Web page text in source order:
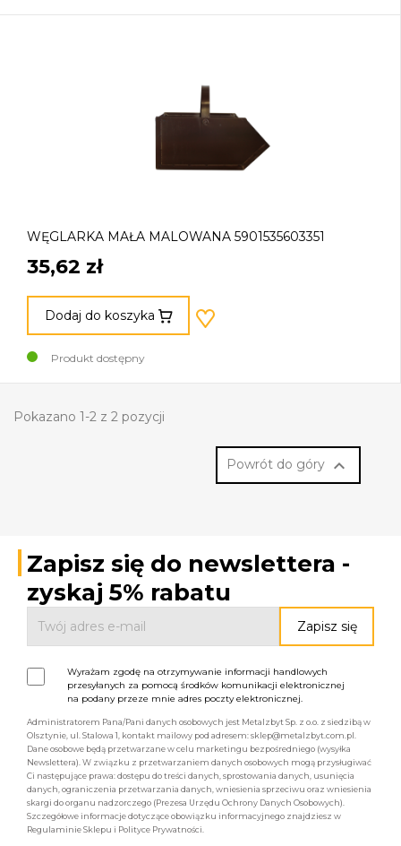
WĘGLARKA MAŁA MALOWANA 5901535603351
35,62 zł
Dodaj do koszyka
Produkt dostępny
Pokazano 1-2 z 2 pozycji
Powrót do góry 
Zapisz się do newslettera -
zyskaj 5% rabatu
Wyrażam zgodę na otrzymywanie informacji handlowych
przesyłanych za pomocą środków komunikacji elektronicznej
na podany przeze mnie adres poczty elektronicznej.
Administratorem Pana/Pani danych osobowych jest Metalzbyt Sp. z o.o. z siedzibą w
Olsztynie, ul. Stalowa 1, kontakt mailowy pod adresem: sklep@metalzbyt.com.pl.
Dane osobowe będą przetwarzane w celu marketingu bezpośredniego (wysyłka
Newslettera). W związku z przetwarzaniem danych osobowych mogą przysługiwać
Ci następujące prawa: dostępu do treści danych, sprostowania danych, usunięcia
danych, ograniczenia przetwarzania danych, wniesienia sprzeciwu oraz wniesienia
skargi do organu nadzorczego (Prezesa Urzędu Ochrony Danych Osobowych).
Szczegółowe informacje dotyczące obowiązku informacyjnego znajdziesz w
Regulaminie Sklepu i Polityce Prywatności.